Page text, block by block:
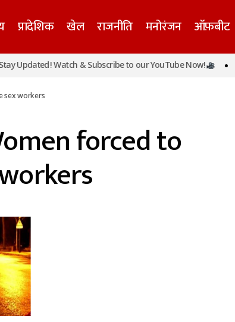
प्रादेशिक खेल राजनीति मनोरंजन ऑफ़बीट
Updated! Watch & Subscribe to our YouTube Now!
sex workers
forced to